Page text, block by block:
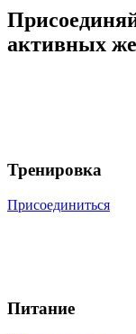
активных
Тренировка
Присоединиться
Питание